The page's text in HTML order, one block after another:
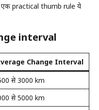
एक practical thumb rule ये
interval
Change Interval
से 3000 km
से 5000 km